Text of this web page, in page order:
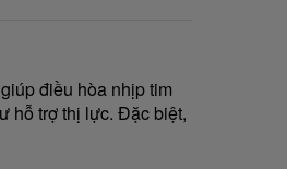
điều hòa nhịp tim
hỗ trợ thị lực. Đặc biệt,